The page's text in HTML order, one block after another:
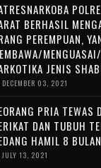
BERHASIL
PEREMPUAN,
JENIS
DECEMBER 03, 2021
PRIA TEWAS
DAN TUBUH
HAMIL 8 BULAN
JULY 13, 2021